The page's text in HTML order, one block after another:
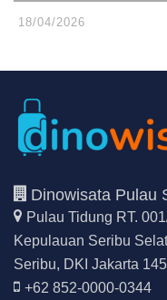
18/04/2026
Dinowisata Pulau
Pulau Tidung RT.
Kepulauan Seribu
Seribu, DKI Jakarta
+62 852-0000-0344